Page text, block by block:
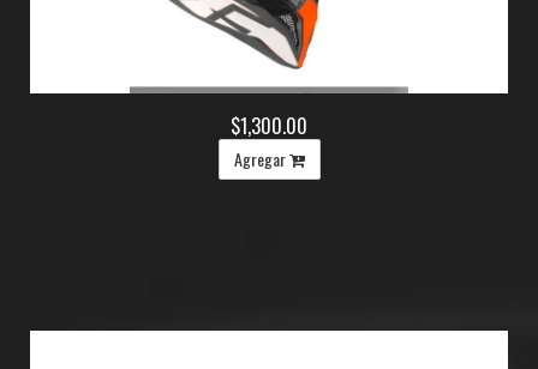
$1,300.00
Agregar